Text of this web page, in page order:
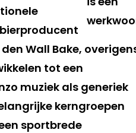
Wall Bake,
tot een
muziek als generiek
kerngroepen
sportbrede